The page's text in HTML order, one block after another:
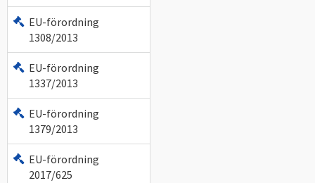
EU-förordning
1308/2013
EU-förordning
1337/2013
EU-förordning
1379/2013
EU-förordning
2017/625